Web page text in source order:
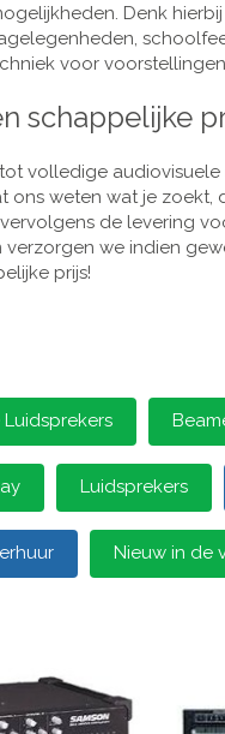
Denk
voor
schappelijke
volledige
ons weten wat je
de levering
we indien
prijs!
Luidsprekers
Nieuw in de